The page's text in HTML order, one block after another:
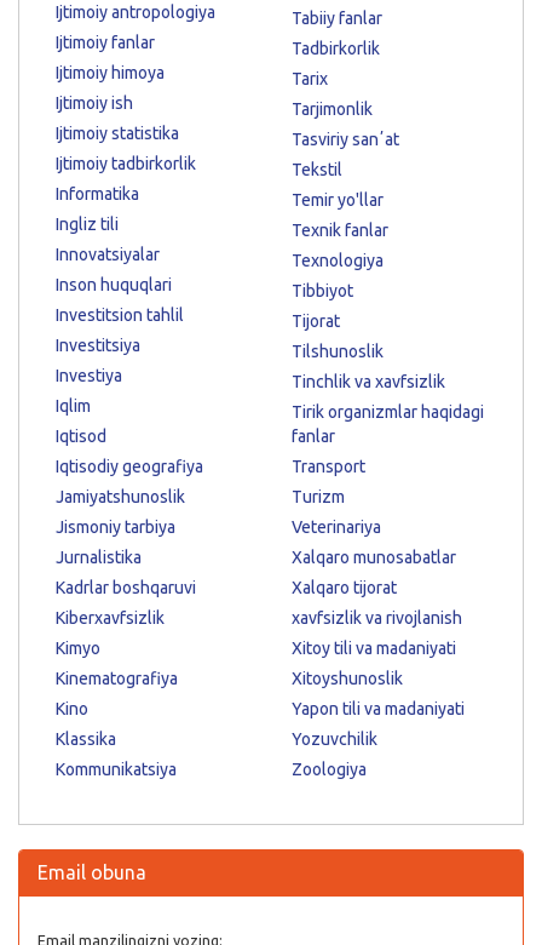
Ijtimoiy antropologiya
Ijtimoiy fanlar
Ijtimoiy himoya
Ijtimoiy ish
Ijtimoiy statistika
Ijtimoiy tadbirkorlik
Informatika
Ingliz tili
Innovatsiyalar
Inson huquqlari
Investitsion tahlil
Investitsiya
Investiya
Iqlim
Iqtisod
Iqtisodiy geografiya
Jamiyatshunoslik
Jismoniy tarbiya
Jurnalistika
Kadrlar boshqaruvi
Kiberxavfsizlik
Kimyo
Kinematografiya
Kino
Klassika
Kommunikatsiya
Tabiiy fanlar
Tadbirkorlik
Tarix
Tarjimonlik
Tasviriy sanʼat
Tekstil
Temir yo'llar
Texnik fanlar
Texnologiya
Tibbiyot
Tijorat
Tilshunoslik
Tinchlik va xavfsizlik
Tirik organizmlar haqidagi
fanlar
Transport
Turizm
Veterinariya
Xalqaro munosabatlar
Xalqaro tijorat
xavfsizlik va rivojlanish
Xitoy tili va madaniyati
Xitoyshunoslik
Yapon tili va madaniyati
Yozuvchilik
Zoologiya
Email obuna
Email manzilingizni yozing: